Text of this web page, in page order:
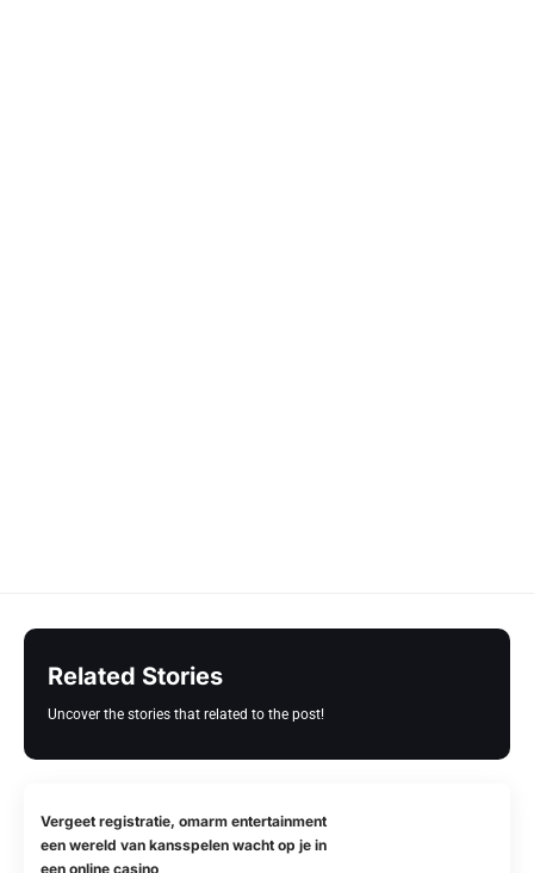
Related Stories
Uncover the stories that related to the post!
Vergeet registratie, omarm entertainment
een wereld van kansspelen wacht op je in
een online casino